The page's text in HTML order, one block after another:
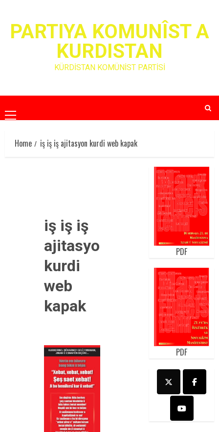
contentPARTIYA KOMUNÎST A
KURDISTAN
KÜRDİSTAN KOMÜNİST PARTİSİ
Primary
Menu
Home
iş iş iş ajitasyon kurdi web kapak
iş iş iş
ajitasyon
kurdi
web
kapak
PDF
PDF